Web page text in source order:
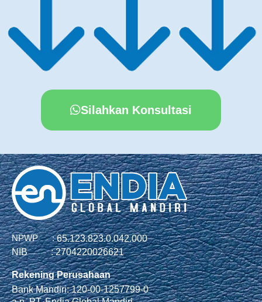
Silahkan Konsultasi
NPWP :65.123.823.0.042.000
NIB :2704220026621
Rekening Perusahaan
Bank Mandiri: 120-00-1257799-0